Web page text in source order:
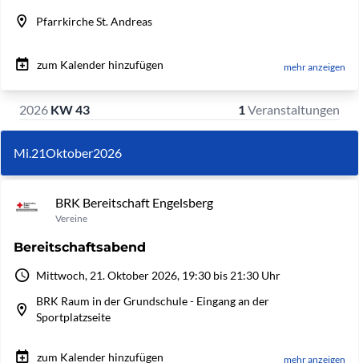
Pfarrkirche St. Andreas
zum Kalender hinzufügen mehr anzeigen
2026 KW 43 1Veranstaltungen
Mi.21Oktober2026
BRK Bereitschaft Engelsberg
Vereine
Bereitschaftsabend
Mittwoch, 21. Oktober 2026, 19:30 bis 21:30 Uhr
BRK Raum in der Grundschule - Eingang an der
Sportplatzseite
zum Kalender hinzufügen mehr anzeigen